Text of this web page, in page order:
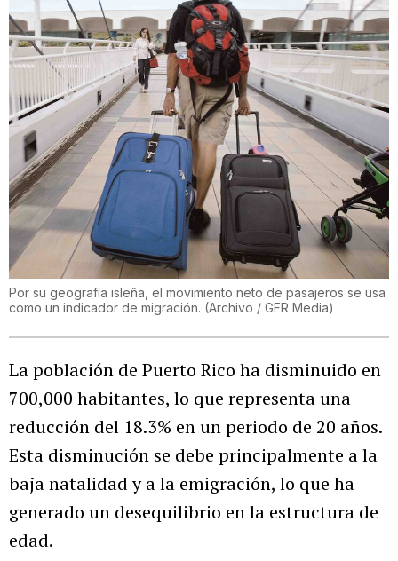
Por su geografía isleña, el movimiento neto de pasajeros se usa
como un indicador de migración. (Archivo / GFR Media)
La población de Puerto Rico ha disminuido en
700,000 habitantes, lo que representa una
reducción del 18.3% en un periodo de 20 años.
Esta disminución se debe principalmente a la
baja natalidad y a la emigración, lo que ha
generado un desequilibrio en la estructura de
edad.